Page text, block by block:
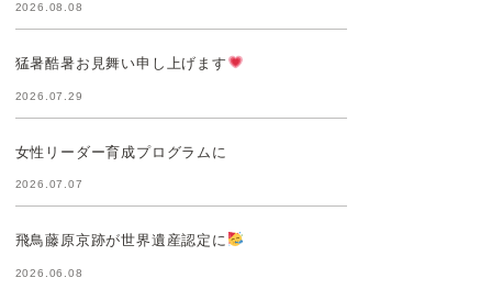
2026.08.08
猛暑酷暑お見舞い申し上げます
2026.07.29
女性リーダー育成プログラムに
2026.07.07
飛鳥藤原京跡が世界遺産認定に
2026.06.08